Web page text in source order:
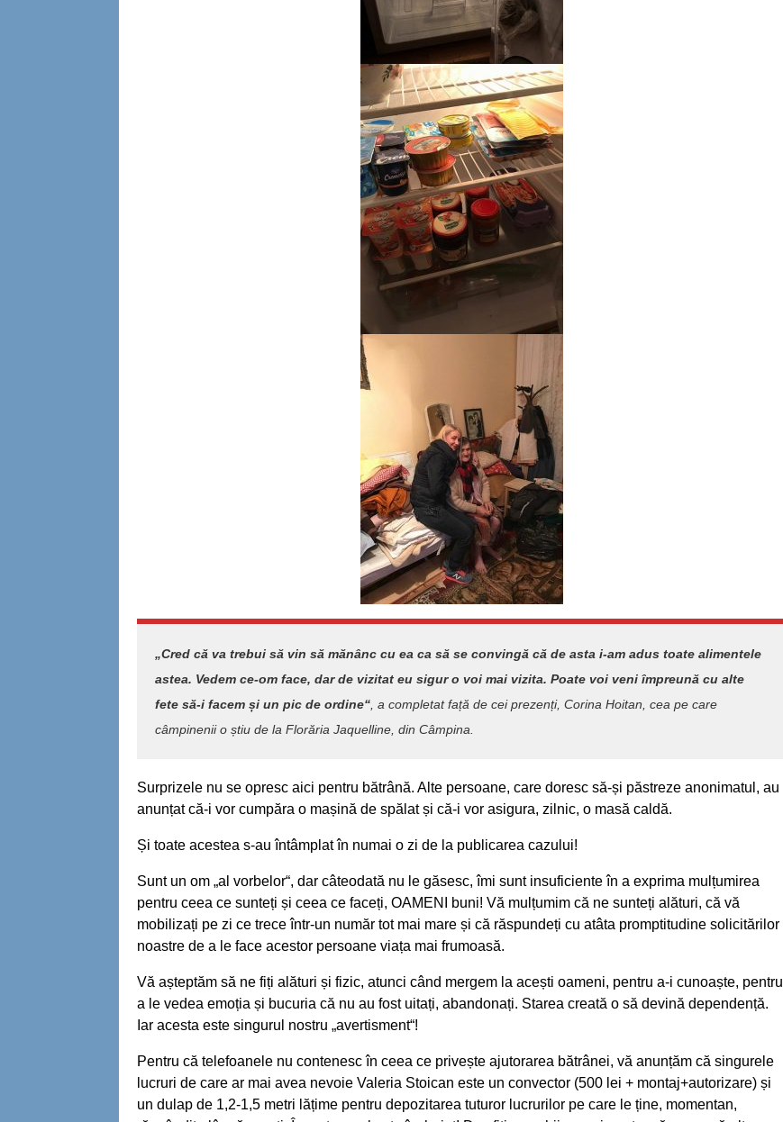
„Cred că va trebui să vin să mănânc cu ea ca să se convingă că de asta i-am adus toate alimentele
astea. Vedem ce-om face, dar de vizitat eu sigur o voi mai vizita. Poate voi veni împreună cu alte
fete să-i facem și un pic de ordine“ , a completat față de cei prezenți, Corina Hoitan, cea pe care
câmpinenii o știu de la Florăria Jaquelline, din Câmpina.
Surprizele nu se opresc aici pentru bătrână. Alte persoane, care doresc să-și păstreze anonimatul, au
anunțat că-i vor cumpăra o mașină de spălat și că-i vor asigura, zilnic, o masă caldă.
Și toate acestea s-au întâmplat în numai o zi de la publicarea cazului!
Sunt un om „al vorbelor“, dar câteodată nu le găsesc, îmi sunt insuficiente în a exprima mulțumirea
pentru ceea ce sunteți și ceea ce faceți, OAMENI buni! Vă mulțumim că ne sunteți alături, că vă
mobilizați pe zi ce trece într-un număr tot mai mare și că răspundeți cu atâta promptitudine solicitărilor
noastre de a le face acestor persoane viața mai frumoasă.
Vă așteptăm să ne fiți alături și fizic, atunci când mergem la acești oameni, pentru a-i cunoaște, pentru
a le vedea emoția și bucuria că nu au fost uitați, abandonați. Starea creată o să devină dependență.
Iar acesta este singurul nostru „avertisment“!
Pentru că telefoanele nu contenesc în ceea ce privește ajutorarea bătrânei, vă anunțăm că singurele
lucruri de care ar mai avea nevoie Valeria Stoican este un convector (500 lei + montaj+autorizare) și
un dulap de 1,2-1,5 metri lățime pentru depozitarea tuturor lucrurilor pe care le ține, momentan,